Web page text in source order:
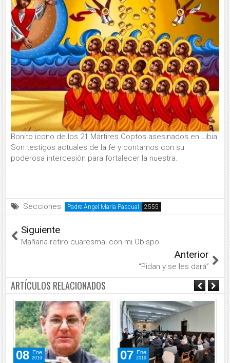
Bonito icono de los 21 Mártires Coptos asesinados en Libia.
Son testigos actuales de la fe y contamos con su
poderosa intercesión para fortalecer la nuestra.
Secciones: Padre Ángel María Pascual
Siguiente
Mañana retiro cuaresmal con mi Obispo
Anterior
“Pidan y se les dará”
ARTÍCULOS RELACIONADOS
08 Ene
2019 07 Ene
2019